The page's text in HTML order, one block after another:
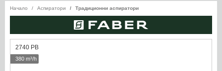
Начало Аспиратори Традиционни аспиратори
2740 PB
380 m³/h